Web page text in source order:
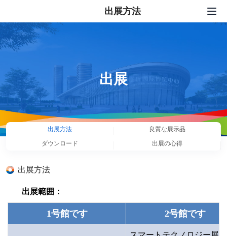
出展方法
展示会サービス
プレスセンター
セット活動
出展
出展方法
良質な展示品
ダウンロード
出展の心得
出展方法
出展範囲：
1号館です 2号館です